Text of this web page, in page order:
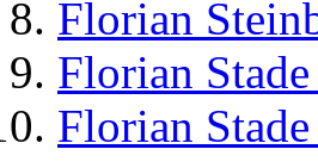
Florian
Florian
Florian